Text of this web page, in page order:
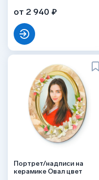
от 2 940 ₽
Портрет/надписи на
керамике Овал цвет